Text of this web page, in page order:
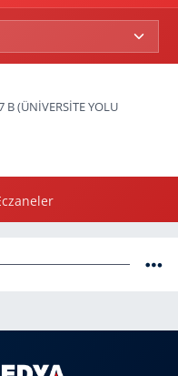
B (ÜNİVERSİTE YOLU